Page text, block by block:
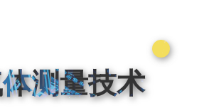
ITALIANO
PORTUGUÊS
测量技术